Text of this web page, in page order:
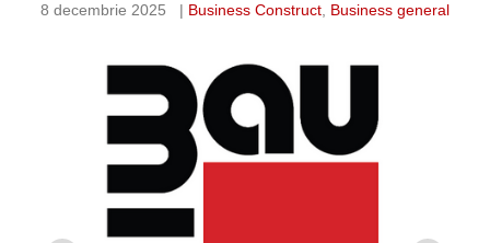
8 decembrie 2025 | Business Construct, Business general